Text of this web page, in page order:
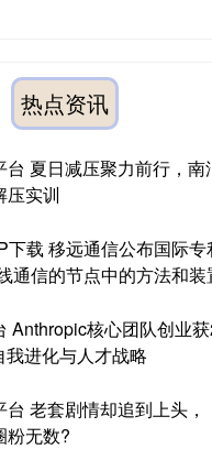
热点资讯
台 夏日减压聚力前行，南
压实训
下载 移远通信公布国际专
通信的节点中的方法和装
Anthropic核心团队创业
我进化与人才战略
台 老套剧情却追到上头，
粉无数?